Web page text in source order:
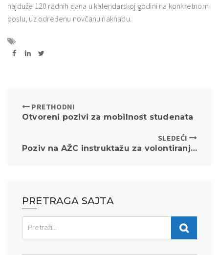
najduže 120 radnih dana u kalendarskoj godini na konkretnom
poslu, uz određenu novčanu naknadu.
PRETHODNI
Otvoreni pozivi za mobilnost studenata
SLEDEĆI
Poziv na AŽC instruktažu za volontiranje na SOS telefonu za žene koje su preživele nasilja
PRETRAGA SAJTA